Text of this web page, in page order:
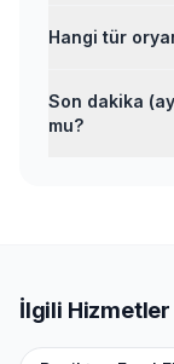
Hangi tür
Son dakika
mu?
İlgili Hizmetler